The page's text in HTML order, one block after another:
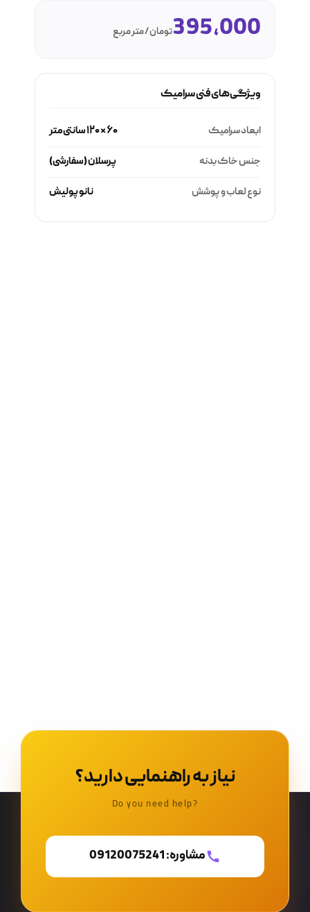
395,000تومان / متر مربع
ویژگی‌های فنی سرامیک
ابعاد سرامیک ۶۰ × ۱۲۰ سانتی‌متر
جنس خاک بدنه پرسلان (سفارشی)
نوع لعاب و پوشش نانو پولیش
نیاز به راهنمایی دارید؟
?Do you need help
مشاوره: 09120075241